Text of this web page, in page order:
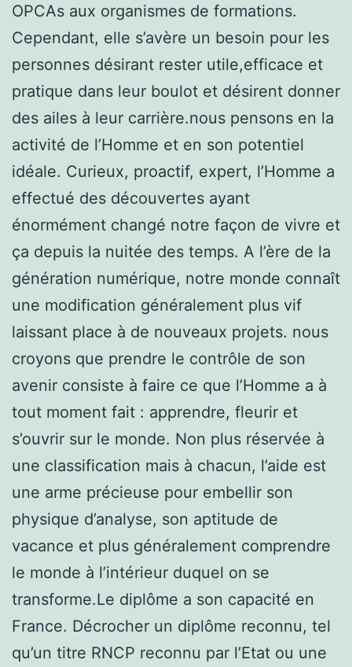
OPCAs aux organismes de formations.
Cependant, elle s’avère un besoin pour les
personnes désirant rester utile,efficace et
pratique dans leur boulot et désirent donner
des ailes à leur carrière.nous pensons en la
activité de l’Homme et en son potentiel
idéale. Curieux, proactif, expert, l’Homme a
effectué des découvertes ayant
énormément changé notre façon de vivre et
ça depuis la nuitée des temps. A l’ère de la
génération numérique, notre monde connaît
une modification généralement plus vif
laissant place à de nouveaux projets. nous
croyons que prendre le contrôle de son
avenir consiste à faire ce que l’Homme a à
tout moment fait : apprendre, fleurir et
s’ouvrir sur le monde. Non plus réservée à
une classification mais à chacun, l’aide est
une arme précieuse pour embellir son
physique d’analyse, son aptitude de
vacance et plus généralement comprendre
le monde à l’intérieur duquel on se
transforme.Le diplôme a son capacité en
France. Décrocher un diplôme reconnu, tel
qu’un titre RNCP reconnu par l’Etat ou une